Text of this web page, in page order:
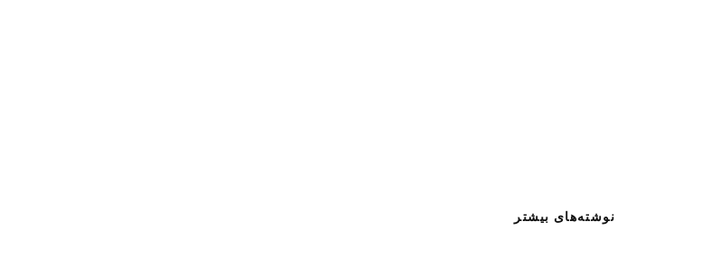
نوشته‌های بیشتر